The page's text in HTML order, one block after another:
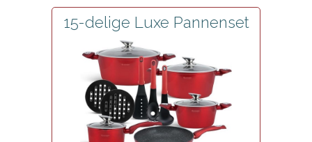
15-delige Luxe Pannenset